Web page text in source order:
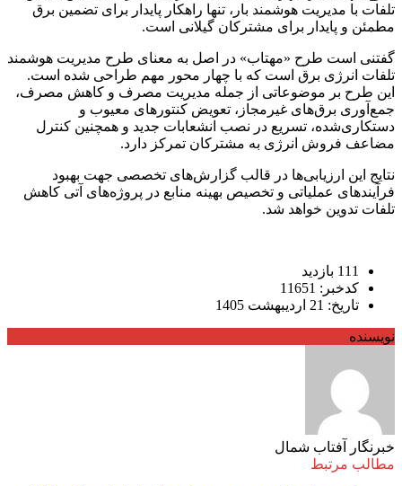
تلفات با مدیریت هوشمند بار، تنها راهکار پایدار برای تضمین برق
مطمئن و پایدار برای مشترکان گیلانی است.
گفتنی است طرح «مهتاب» در اصل به معنای طرح مدیریت هوشمند
تلفات انرژی برق است که با چهار محور مهم طراحی شده است.
این طرح بر موضوعاتی از جمله مدیریت مصرف و کاهش مصرف،
جمع‌آوری برق‌های غیرمجاز، تعویض کنتور‌های معیوب و
دستکاری‌شده، تسریع در نصب انشعابات جدید و همچنین کنترل
مضاعف فروش انرژی به مشترکان تمرکز دارد.
نتایج این ارزیابی‌ها در قالب گزارش‌های تخصصی جهت بهبود
فرآیندهای عملیاتی و تخصیص بهینه منابع در پروژه‌های آتی کاهش
تلفات تدوین خواهد شد.
111 بازدید
کدخبر: 11651
تاریخ: 21 اردیبهشت 1405
نویسنده
خبرنگار آفتاب شمال
مطالب مرتبط